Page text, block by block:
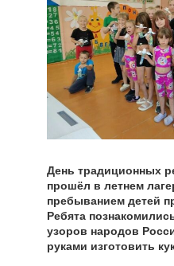
День традиционных
прошёл в летнем
пребыванием детей
Ребята
узоров народов
руками изготовить